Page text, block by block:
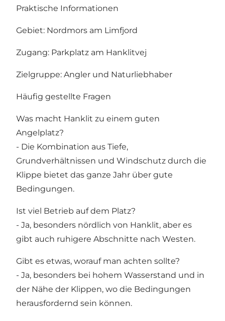
Praktische Informationen
Gebiet: Nordmors am Limfjord
Zugang: Parkplatz am Hanklitvej
Zielgruppe: Angler und Naturliebhaber
Häufig gestellte Fragen
Was macht Hanklit zu einem guten
Angelplatz?
- Die Kombination aus Tiefe,
Grundverhältnissen und Windschutz durch die
Klippe bietet das ganze Jahr über gute
Bedingungen.
Ist viel Betrieb auf dem Platz?
- Ja, besonders nördlich von Hanklit, aber es
gibt auch ruhigere Abschnitte nach Westen.
Gibt es etwas, worauf man achten sollte?
- Ja, besonders bei hohem Wasserstand und in
der Nähe der Klippen, wo die Bedingungen
herausfordernd sein können.